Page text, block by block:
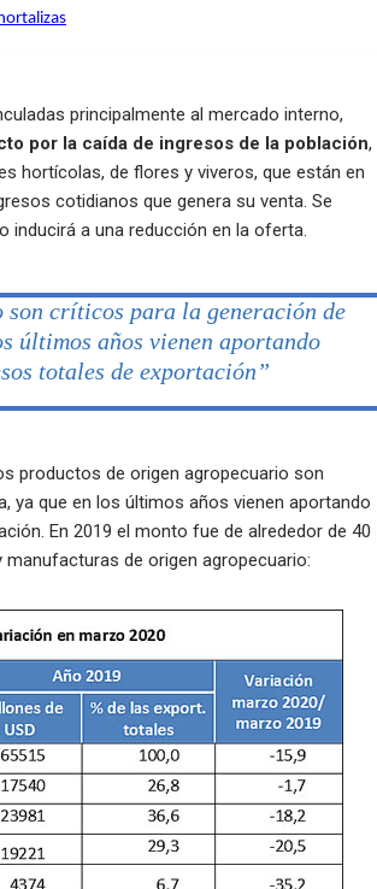
principalmente al mercado interno,
por la caída de ingresos de la población,
hortícolas, de flores y viveros, que están en
cotidianos que genera su venta. Se
inducirá a una reducción en la oferta.
son críticos para la generación de
últimos años vienen aportando
totales de exportación”
productos de origen agropecuario son
ya que en los últimos años vienen aportando
En 2019 el monto fue de alrededor de 40
de origen agropecuario: